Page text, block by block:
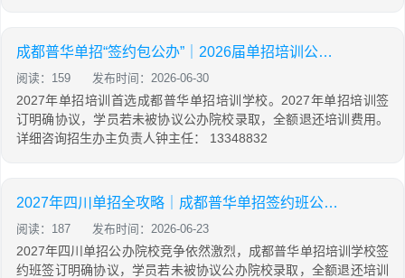
成都普华单招“签约包公办”｜2026届单招培训公办录取率92.5%，双高院校录取率60%
阅读：159 发布时间：2026-06-30
2027年单招培训首选成都普华单招培训学校。2027年单招培训签
订明确协议，学员若未被协议公办院校录取，全额退还培训费用。
详细咨询招生办主负责人钟主任： 13348832
2027年四川单招全攻略｜成都普华单招签约班公办上岸率100%，未录取全额退费！
阅读：187 发布时间：2026-06-23
2027年四川单招公办院校竞争依然激烈，成都普华单招培训学校签
约班签订明确协议，学员若未被协议公办院校录取，全额退还培训